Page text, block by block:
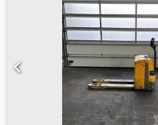
Chjdpjyadx Nefx An Uja